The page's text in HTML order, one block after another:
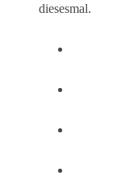
diesesmal.